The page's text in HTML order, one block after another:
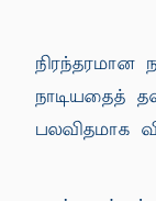
நிரந்தரமான
நாடியதைத்
பலவிதமாக